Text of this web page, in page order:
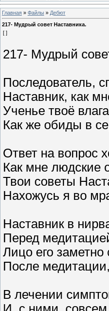
Главная » Файлы » Дебют
217- Мудрый совет Наставника.
[ ]
217- Мудрый
Последователь,
Наставник, как
Ученье твоё
Как же обиды в
Ответ на вопрос
Как мне людские
Твои советы
Нахожусь я во
Наставник в
Перед
Лицо его заметно
После
В лечении